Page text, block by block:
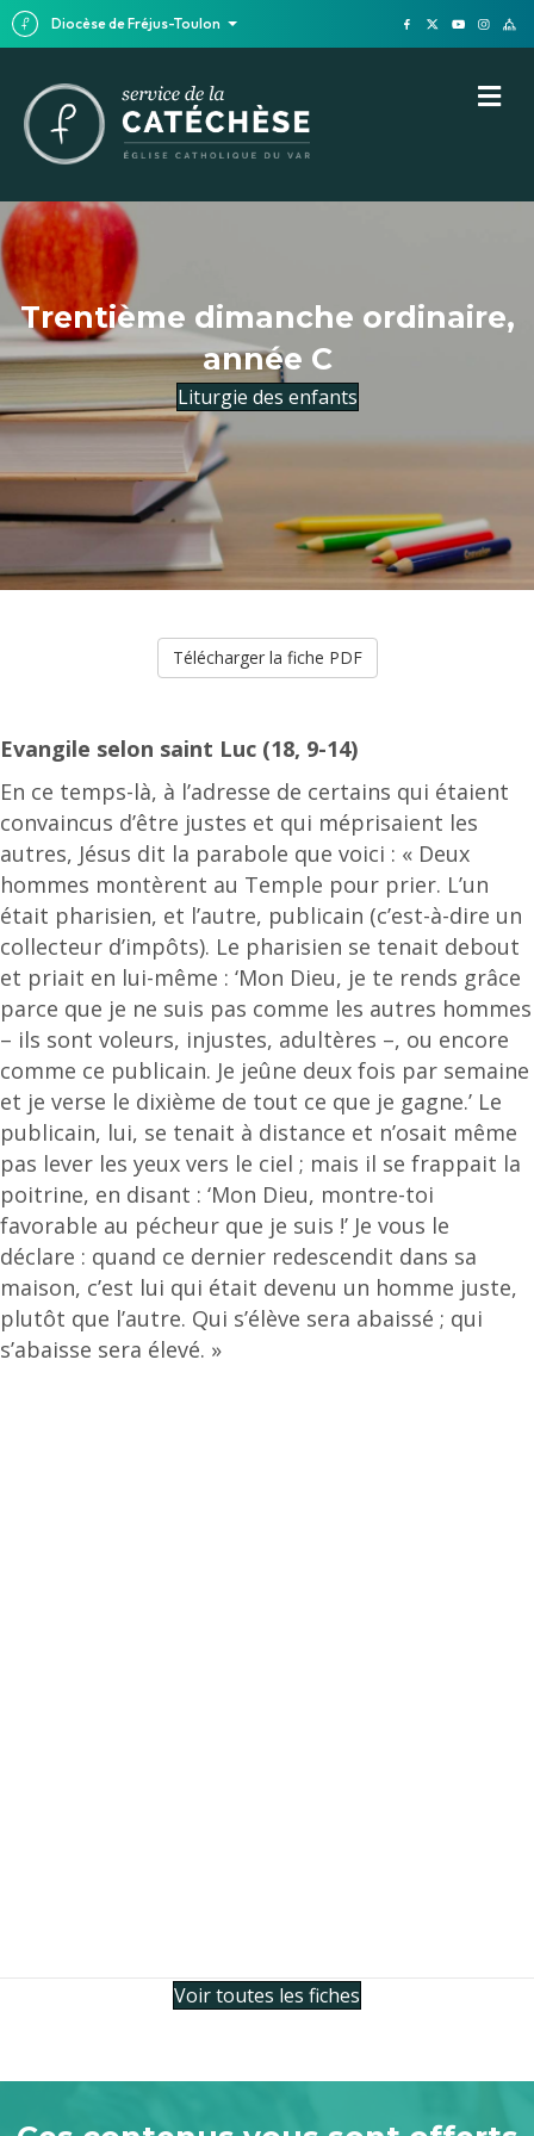
Diocèse de Fréjus-Toulon
Trentième dimanche ordinaire,
année C
Liturgie des enfants
Télécharger la fiche PDF
Evangile selon saint Luc (18, 9-14)
En ce temps-là, à l’adresse de certains qui étaient
convaincus d’être justes et qui méprisaient les
autres, Jésus dit la parabole que voici : « Deux
hommes montèrent au Temple pour prier. L’un
était pharisien, et l’autre, publicain (c’est-à-dire un
collecteur d’impôts). Le pharisien se tenait debout
et priait en lui-même : ‘Mon Dieu, je te rends grâce
parce que je ne suis pas comme les autres hommes
– ils sont voleurs, injustes, adultères –, ou encore
comme ce publicain. Je jeûne deux fois par semaine
et je verse le dixième de tout ce que je gagne.’ Le
publicain, lui, se tenait à distance et n’osait même
pas lever les yeux vers le ciel ; mais il se frappait la
poitrine, en disant : ‘Mon Dieu, montre-toi
favorable au pécheur que je suis !’ Je vous le
déclare : quand ce dernier redescendit dans sa
maison, c’est lui qui était devenu un homme juste,
plutôt que l’autre. Qui s’élève sera abaissé ; qui
s’abaisse sera élevé. »
Voir toutes les fiches